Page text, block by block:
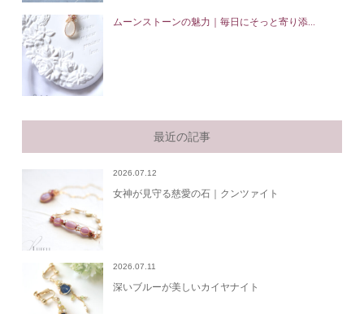
ムーンストーンの魅力｜毎日にそっと寄り添...
最近の記事
2026.07.12
女神が見守る慈愛の石｜クンツァイト
2026.07.11
深いブルーが美しいカイヤナイト